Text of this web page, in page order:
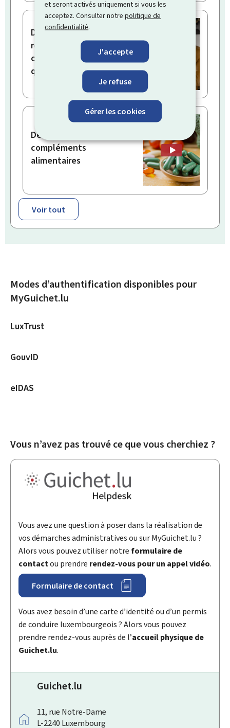
et seront activés uniquement si vous les
acceptez. Consulter notrepolitique de
confidentialité.
J'accepte
Je refuse
Gérer les cookies
Demander un
remboursement pour
congé politique en tant
qu’employeur
Déclarer des
compléments
alimentaires
Voir tout
Modes d’authentification disponibles pour
MyGuichet.lu
LuxTrust
GouvID
eIDAS
Vous n’avez pas trouvé ce que vous cherchiez ?
Vous avez une question à poser dans la réalisation de
vos démarches administratives ou surMyGuichet.lu ?
Alors vous pouvez utiliser notre formulaire de
contactou prendre rendez-vous pour un appel vidéo.
Formulaire de contact
Vous avez besoin d’une carte d’identité ou d’un permis
de conduire luxembourgeois ? Alors vous pouvez
prendre rendez-vous auprès de l’accueil physique de
Guichet.lu.
Guichet.lu
A
D
11, rue Notre-Dame
L-2240 Luxembourg